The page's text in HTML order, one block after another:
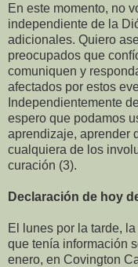
En este momento, no
independiente de la
adicionales. Quiero
preocupados que
comuniquen y
afectados por estos
Independientemente
espero que podamos
aprendizaje, aprender
cualquiera de los
curación (3).
Declaración de hoy
El lunes por la tarde,
que tenía información
enero, en Covington